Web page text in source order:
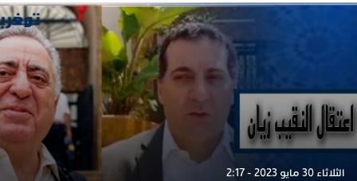
الثلاثاء 30 مايو 2023 - 2:17